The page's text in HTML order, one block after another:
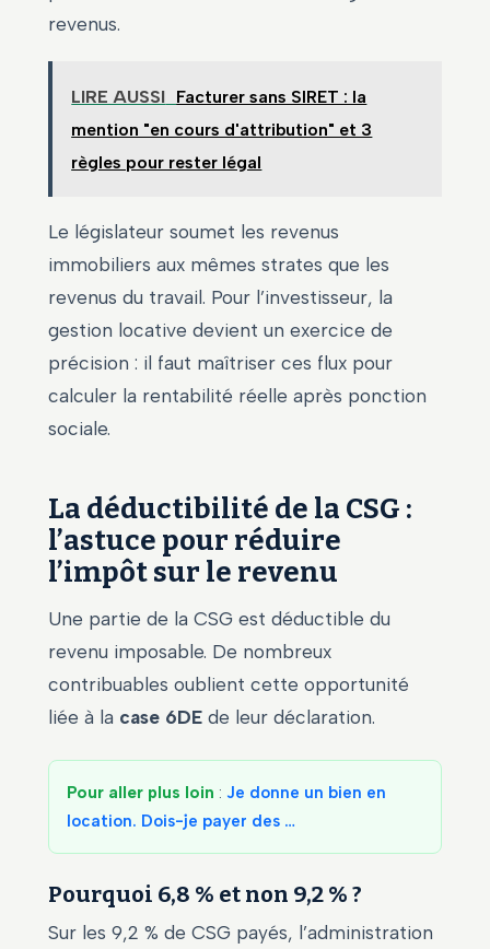
revenus.
LIRE AUSSI Facturer sans SIRET : la
mention "en cours d'attribution" et 3
règles pour rester légal
Le législateur soumet les revenus
immobiliers aux mêmes strates que les
revenus du travail. Pour l’investisseur, la
gestion locative devient un exercice de
précision : il faut maîtriser ces flux pour
calculer la rentabilité réelle après ponction
sociale.
La déductibilité de la CSG :
l’astuce pour réduire
l’impôt sur le revenu
Une partie de la CSG est déductible du
revenu imposable. De nombreux
contribuables oublient cette opportunité
liée à la case 6DE de leur déclaration.
Pour aller plus loin : Je donne un bien en
location. Dois-je payer des …
Pourquoi 6,8 % et non 9,2 % ?
Sur les 9,2 % de CSG payés, l’administration